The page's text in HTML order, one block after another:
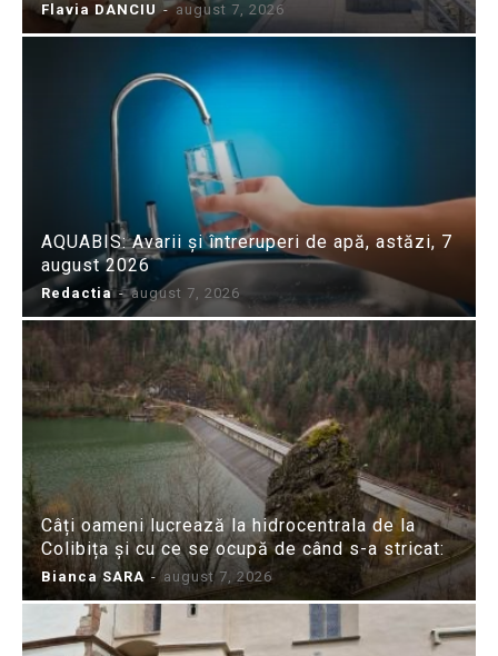
Flavia DANCIU - august 7, 2026
AQUABIS: Avarii și întreruperi de apă, astăzi, 7
august 2026
Redactia - august 7, 2026
Câți oameni lucrează la hidrocentrala de la
Colibița și cu ce se ocupă de când s-a stricat:
Bianca SARA - august 7, 2026